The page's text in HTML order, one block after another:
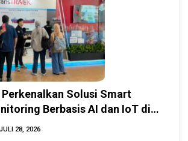
Perkenalkan Solusi Smart
Berbasis AI dan IoT di
JULI 28, 2026